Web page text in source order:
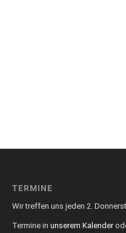
TERMINE
Wir treffen uns jeden 2.
Termine inunserem Kalender